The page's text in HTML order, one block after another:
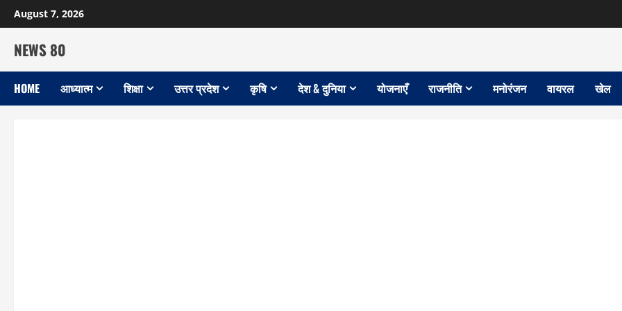
Skip
to
content
August 7, 2026
NEWS 80
HOME आध्यात्म शिक्षा उत्तर प्रदेश कृषि देश & दुनिया योजनाएँ राजनीति मनोरंजन वायरल खेल